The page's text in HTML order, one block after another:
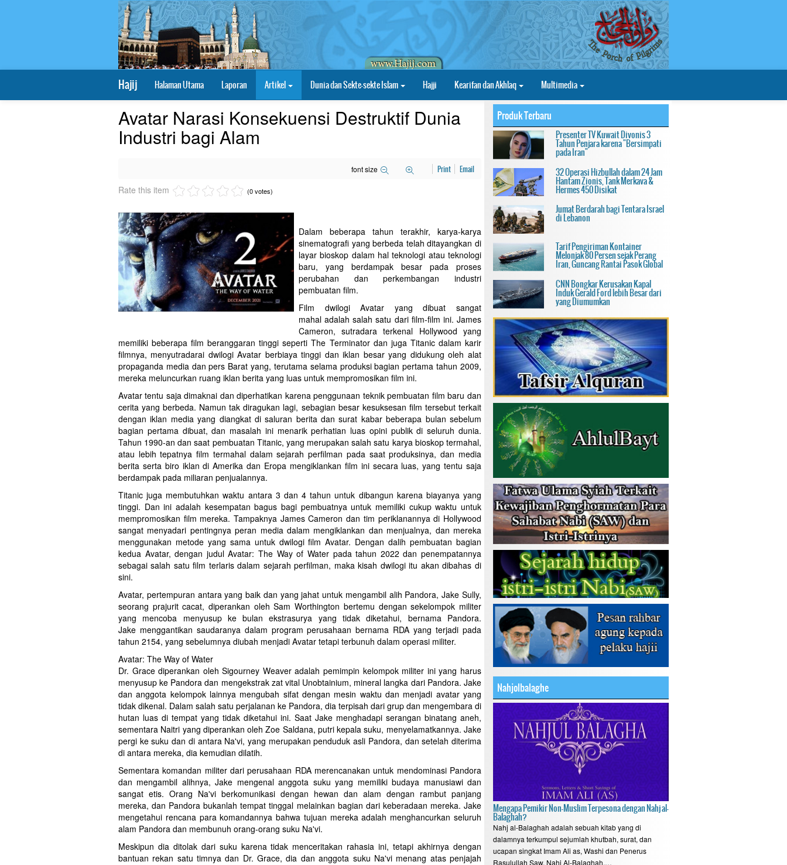
Hajij Halaman Utama Laporan Artikel Dunia dan Sekte-sekte Islam Hajji Kearifan dan Akhlaq Multimedia
Avatar Narasi Konsekuensi Destruktif Dunia
Industri bagi Alam
font size Print Email
Rate this item (0 votes)
Dalam beberapa tahun terakhir, karya-karya
sinematografi yang berbeda telah ditayangkan di
layar bioskop dalam hal teknologi atau teknologi
baru, yang berdampak besar pada proses
perubahan dan perkembangan industri
pembuatan film.
Film dwilogi Avatar yang dibuat sangat
mahal adalah salah satu dari film-film ini. James
Cameron, sutradara terkenal Hollywood yang
memiliki beberapa film beranggaran tinggi seperti The Terminator dan juga Titanic dalam karir
filmnya, menyutradarai dwilogi Avatar berbiaya tinggi dan iklan besar yang didukung oleh alat
propaganda media dan pers Barat yang, terutama selama produksi bagian pertama tahun 2009,
mereka meluncurkan ruang iklan berita yang luas untuk mempromosikan film ini.
Avatar tentu saja dimaknai dan diperhatikan karena penggunaan teknik pembuatan film baru dan
cerita yang berbeda. Namun tak diragukan lagi, sebagian besar kesuksesan film tersebut terkait
dengan iklan media yang diangkat di saluran berita dan surat kabar beberapa bulan sebelum
bagian pertama dibuat, dan masalah ini menarik perhatian luas opini publik di seluruh dunia.
Tahun 1990-an dan saat pembuatan Titanic, yang merupakan salah satu karya bioskop termahal,
atau lebih tepatnya film termahal dalam sejarah perfilman pada saat produksinya, dan media
berita serta biro iklan di Amerika dan Eropa mengiklankan film ini secara luas, yang tentu saja
berdampak pada miliaran penjualannya.
Titanic juga membutuhkan waktu antara 3 dan 4 tahun untuk dibangun karena biayanya yang
tinggi. Dan ini adalah kesempatan bagus bagi pembuatnya untuk memiliki cukup waktu untuk
mempromosikan film mereka. Tampaknya James Cameron dan tim periklanannya di Hollywood
sangat menyadari pentingnya peran media dalam mengiklankan dan menjualnya, dan mereka
menggunakan metode yang sama untuk dwilogi film Avatar. Dengan dalih pembuatan bagian
kedua Avatar, dengan judul Avatar: The Way of Water pada tahun 2022 dan penempatannya
sebagai salah satu film terlaris dalam sejarah perfilman, maka kisah dwilogi itu akan dibahas di
sini.
Avatar, pertempuran antara yang baik dan yang jahat untuk mengambil alih Pandora, Jake Sully,
seorang prajurit cacat, diperankan oleh Sam Worthington bertemu dengan sekelompok militer
yang mencoba menyusup ke bulan ekstrasurya yang tidak diketahui, bernama Pandora.
Jake menggantikan saudaranya dalam program perusahaan bernama RDA yang terjadi pada
tahun 2154, yang sebelumnya diubah menjadi Avatar tetapi terbunuh dalam operasi militer.
Avatar: The Way of Water
Dr. Grace diperankan oleh Sigourney Weaver adalah pemimpin kelompok militer ini yang harus
menyusup ke Pandora dan mengekstrak zat vital Unobtainium, mineral langka dari Pandora. Jake
dan anggota kelompok lainnya mengubah sifat dengan mesin waktu dan menjadi avatar yang
tidak dikenal. Dalam salah satu perjalanan ke Pandora, dia terpisah dari grup dan mengembara di
hutan luas di tempat yang tidak diketahui ini. Saat Jake menghadapi serangan binatang aneh,
sementara Naitri yang diperankan oleh Zoe Saldana, putri kepala suku, menyelamatkannya. Jake
pergi ke suku dan di antara Na'vi, yang merupakan penduduk asli Pandora, dan setelah diterima
di antara mereka, dia kemudian dilatih.
Sementara komandan militer dari perusahaan RDA merencanakan untuk mendominasi Pandora
dan mengambil alihnya, Jake mengenal anggota suku yang memiliki budaya manusiawi dan
sangat etis. Orang Na'vi berkomunikasi dengan hewan dan alam dengan rambut panjang
mereka, dan Pandora bukanlah tempat tinggal melainkan bagian dari keberadaan mereka. Jake
mengetahui rencana para komandannya bahwa tujuan mereka adalah menghancurkan seluruh
alam Pandora dan membunuh orang-orang suku Na'vi.
Meskipun dia ditolak dari suku karena tidak menceritakan rahasia ini, tetapi akhirnya dengan
bantuan rekan satu timnya dan Dr. Grace, dia dan anggota suku Na'vi menang atas penjajah
Produk Terbaru
Presenter TV Kuwait Divonis 3
Tahun Penjara karena "Bersimpati
pada Iran"
32 Operasi Hizbullah dalam 24 Jam
Hantam Zionis, Tank Merkava &
Hermes 450 Disikat
Jumat Berdarah bagi Tentara Israel
di Lebanon
Tarif Pengiriman Kontainer
Melonjak 80 Persen sejak Perang
Iran, Guncang Rantai Pasok Global
CNN Bongkar Kerusakan Kapal
Induk Gerald Ford lebih Besar dari
yang Diumumkan
Nahjolbalaghe
Mengapa Pemikir Non-Muslim Terpesona dengan Nahj al-
Balaghah?
Nahj al-Balaghah adalah sebuah kitab yang di
dalamnya terkumpul sejumlah khutbah, surat, dan
ucapan singkat Imam Ali as, Washi dan Penerus
Rasulullah Saw. Nahj Al-Balaghah,…